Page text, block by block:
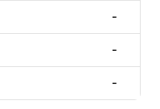
-
-
-